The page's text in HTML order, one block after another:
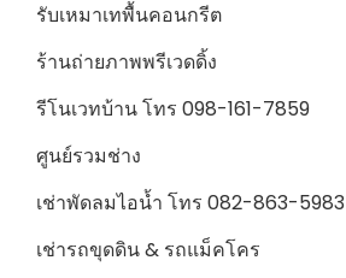
รับเหมาเทพื้นคอนกรีต
ร้านถ่ายภาพพรีเวดดิ้ง
รีโนเวทบ้าน โทร 098-161-7859
ศูนย์รวมช่าง
เช่าพัดลมไอน้ำ โทร 082-863-5983
เช่ารถขุดดิน & รถแม็คโคร